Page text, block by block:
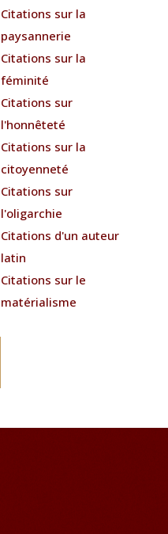
Citations sur la
paysannerie
Citations sur la
féminité
Citations sur
l'honnêteté
Citations sur la
citoyenneté
Citations sur
l'oligarchie
Citations d'un auteur
latin
Citations sur le
matérialisme